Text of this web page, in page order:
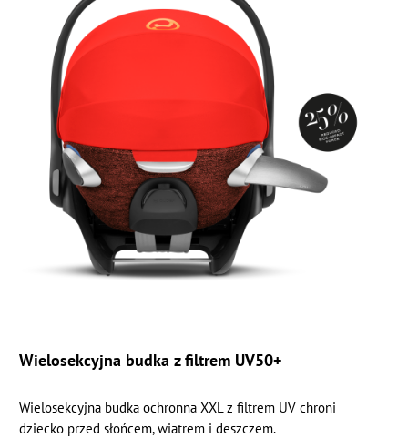
Wielosekcyjna budka z filtrem UV50+
Wielosekcyjna budka ochronna XXL z filtrem UV chroni
dziecko przed słońcem, wiatrem i deszczem.